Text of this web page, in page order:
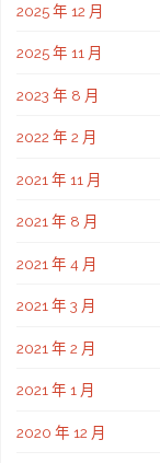
2025 年 12 月
2025 年 11 月
2023 年 8 月
2022 年 2 月
2021 年 11 月
2021 年 8 月
2021 年 4 月
2021 年 3 月
2021 年 2 月
2021 年 1 月
2020 年 12 月